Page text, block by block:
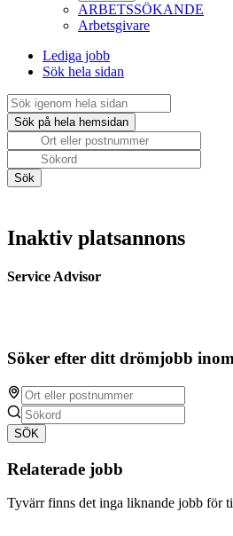
ARBETSSÖKANDE
Arbetsgivare
Lediga jobb
Sök hela sidan
Inaktiv platsannons
Service Advisor
Söker efter ditt drömjobb
SÖK
Relaterade jobb
Tyvärr finns det inga liknande jobb för